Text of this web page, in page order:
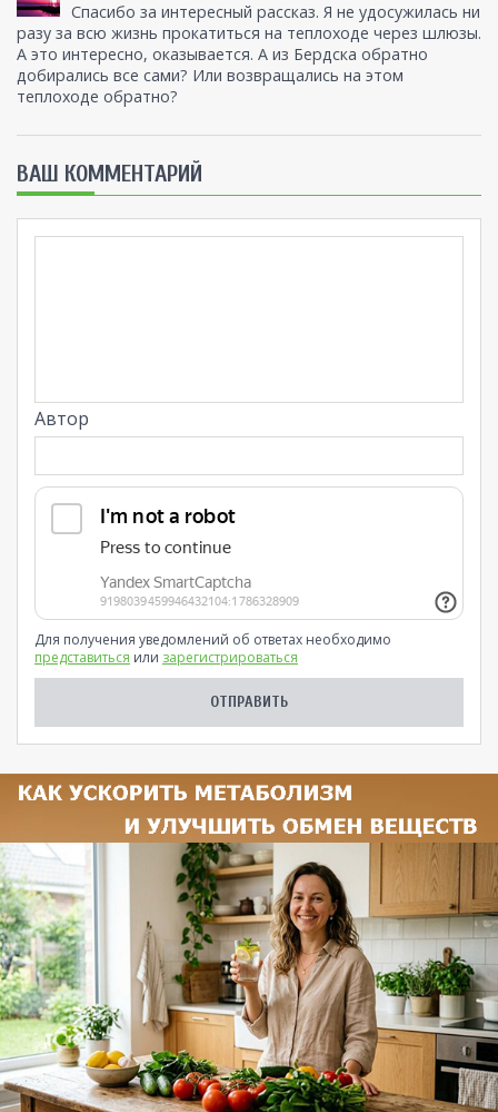
Спасибо за интересный рассказ. Я не удосужилась ни
разу за всю жизнь прокатиться на теплоходе через шлюзы.
А это интересно, оказывается. А из Бердска обратно
добирались все сами? Или возвращались на этом
теплоходе обратно?
ВАШ КОММЕНТАРИЙ
Автор
Для получения уведомлений об ответах необходимо
представиться или зарегистрироваться